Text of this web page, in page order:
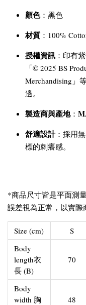
顏色：黑色
材質 ：100%
授權資訊 ：印有
「© 2025 BS
Merchandising」
邊。
製造商與產地：
舒適設計：採用
標的刺癢感。
*商品尺寸皆是平面測
誤差視為正常，以實際
Size (cm) S
Body
length衣
長 (B)
70
Body
width 胸
48